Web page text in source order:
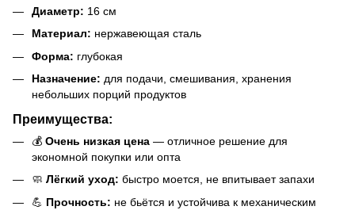
Диаметр: 16 см
Материал: нержавеющая сталь
Форма: глубокая
Назначение: для подачи, смешивания, хранения
небольших порций продуктов
Преимущества:
💰 Очень низкая цена — отличное решение для
экономной покупки или опта
🧼 Лёгкий уход: быстро моется, не впитывает запахи
💪 Прочность: не бьётся и устойчива к механическим